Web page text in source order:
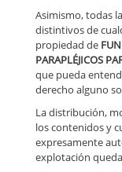
Asimismo, todas
distintivos de
propiedad de
PARAPLÉJICOS
que pueda
derecho alguno
La distribución,
los contenidos y
expresamente
explotación